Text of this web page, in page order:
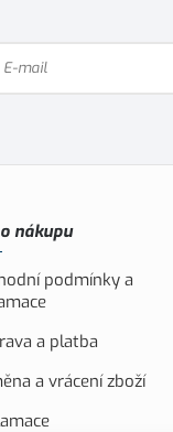
nákupu
podmínky a
a platba
a vrácení zboží